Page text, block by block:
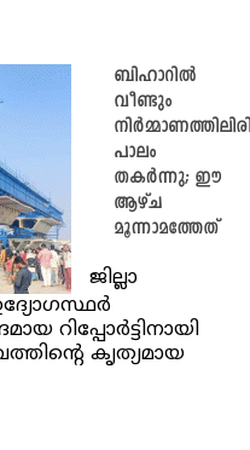
ബിഹാറിൽ
വീണ്ടും
പാലം
തകർന്നു; ഈ
ആഴ്ച
മൂന്നാമത്തേത്
ജില്ലാ
റിപ്പോർട്ടിനായി
കൃത്യമായ